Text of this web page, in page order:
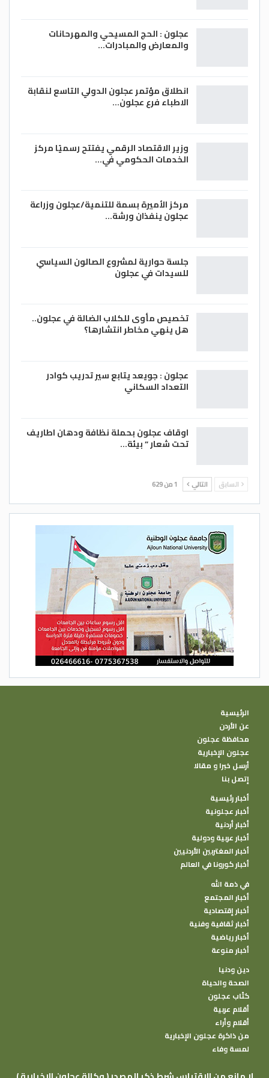
عجلون : الحج المسيحي والمهرحانات
والمعارض والمبادرات…
انطلاق مؤتمر عجلون الدولي التاسع لنقابة
الاطباء فرع عجلون…
وزير الاقتصاد الرقمي يفتتح رسميًا مركز
الخدمات الحكومي في…
مركز الأميرة بسمة للتنمية/عجلون وزراعة
عجلون ينفذان ورشة…
جلسة حوارية لمشروع الصالون السياسي
للسيدات في عجلون
تخصيص مأوى للكلاب الضالة في عجلون..
هل ينهي مخاطر انتشارها؟
عجلون : جويعد يتابع سير تدريب كوادر
التعداد السكاني
اوقاف عجلون بحملة نظافة ودهان اطاريف
تحت شعار ” بيئة…
السابق التالي 1 من 629
الرئيسية
عن الأردن
محافظة عجلون
عجلون الإخبارية
أرسل خبرا و مقالا
إتصل بنا
أخبار رئيسية
أخبار عجلونية
أخبار أردنية
أخبار عربية ودولية
أخبار المغتربين الأردنيين
أخبار كورونا في العالم
في ذمة الله
أخبار المجتمع
أخبار إقتصادية
أخبار ثقافية وفنية
أخبار رياضية
أخبار منوعة
دين ودنيا
الصحة والحياة
كتًاب عجلون
أقلام عربية
أقلام وأراء
من ذاكرة عجلون الإخبارية
لمسة وفاء